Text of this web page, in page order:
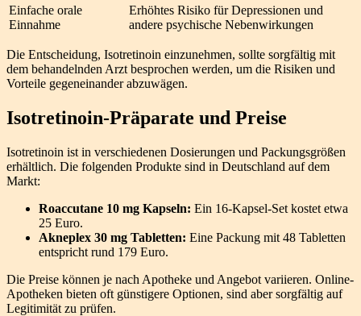
Einfache orale
Einnahme
Erhöhtes Risiko für Depressionen und
andere psychische Nebenwirkungen
Die Entscheidung, Isotretinoin einzunehmen, sollte sorgfältig mit
dem behandelnden Arzt besprochen werden, um die Risiken und
Vorteile gegeneinander abzuwägen.
Isotretinoin-Präparate und Preise
Isotretinoin ist in verschiedenen Dosierungen und Packungsgrößen
erhältlich. Die folgenden Produkte sind in Deutschland auf dem
Markt:
Roaccutane 10 mg Kapseln: Ein 16-Kapsel-Set kostet etwa
25 Euro.
Akneplex 30 mg Tabletten: Eine Packung mit 48 Tabletten
entspricht rund 179 Euro.
Die Preise können je nach Apotheke und Angebot variieren. Online-
Apotheken bieten oft günstigere Optionen, sind aber sorgfältig auf
Legitimität zu prüfen.